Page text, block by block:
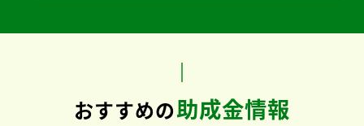
おすすめの助成金情報